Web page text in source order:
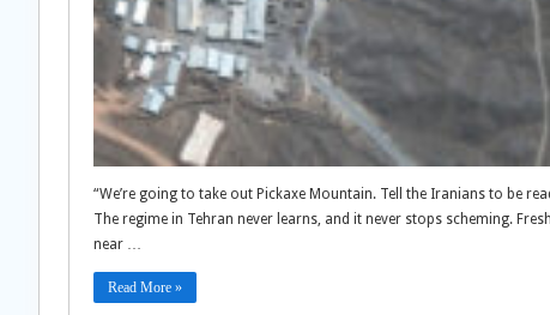
“We’re going to take out Pickaxe Mountain. Tell the Iranians to be
The regime in Tehran never learns, and it never stops scheming.
near …
Read More »